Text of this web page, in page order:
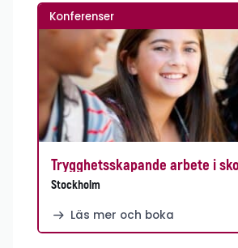
Konferenser
Trygghetsskapande arbete i
Stockholm
Läs mer och boka